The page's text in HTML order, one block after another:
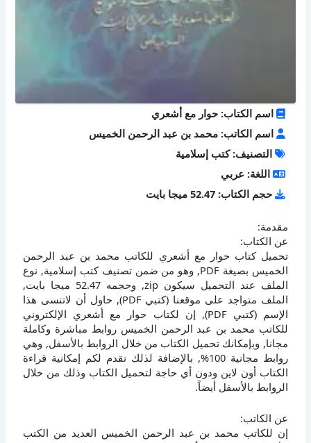
اسم الكتاب: حوار مع أشعري
اسم الكاتب: محمد بن عبد الرحمن الخميس
التصنيف: كتب إسلامية
اللغة: عربي
حجم الكتاب: 52.47 ميجا بايت
مقدمة:
عن الكتاب:
تحميل كتاب حوار مع أشعري للكاتب محمد بن عبد الرحمن
الخميس بصيغة PDF, وهو من ضمن تصنيف كتب إسلامية, نوع
الملف عند التحميل سيكون zip, وحجمه 52.47 ميجا بايت,
الملف متواجد على موقعنا (كتبي PDF), حاول أن لاتنسى هذا
الإسم (كتبي PDF), إن لكتاب حوار مع أشعري الإلكتروني
للكاتب محمد بن عبد الرحمن الخميس روابط مباشرة وكاملة
مجانا, وبإمكانك تحميل الكتاب من خلال الروابط بالأسفل, وهي
روابط مجانية 100%, بالإضافة لذلك نقدم لكم إمكانية قراءة
الكتاب أون لاين ودون أي حاجة لتحميل الكتاب وذلك من خلال
الروابط بالأسفل أيضاً.
عن الكاتب:
إن للكاتب محمد بن عبد الرحمن الخميس العديد من الكتب